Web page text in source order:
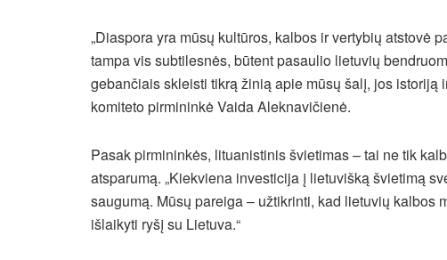
„Diaspora yra mūsų kultūros, kalbos ir vertybių atstovė
tampa vis subtilesnės, būtent pasaulio lietuvių
gebančiais skleisti tikrą žinią apie mūsų šalį, jos istoriją
komiteto pirmininkė Vaida Aleknavičienė.
Pasak pirmininkės, lituanistinis švietimas – tai ne tik
atsparumą. „Kiekviena investicija į lietuvišką švietimą
saugumą. Mūsų pareiga – užtikrinti, kad lietuvių kalbos
išlaikyti ryšį su Lietuva.“